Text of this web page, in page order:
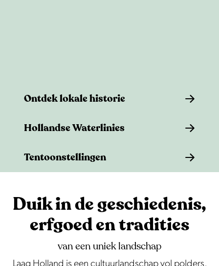
Ontdek lokale historie
n
d
l
Hollandse Waterlinies
o
a
Tentoonstellingen
n
Duik in de geschiedenis,
erfgoed en tradities
van een uniek landschap
Laag Holland is een cultuurlandschap vol polders,